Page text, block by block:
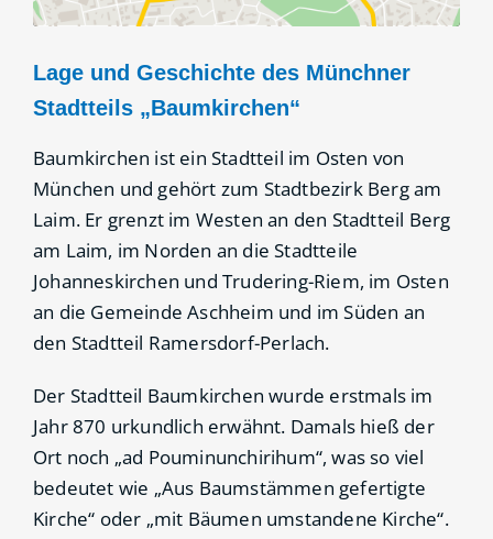
Lage und Geschichte des Münchner
Stadtteils „Baumkirchen“
Baumkirchen ist ein Stadtteil im Osten von
München und gehört zum Stadtbezirk Berg am
Laim. Er grenzt im Westen an den Stadtteil Berg
am Laim, im Norden an die Stadtteile
Johanneskirchen und Trudering-Riem, im Osten
an die Gemeinde Aschheim und im Süden an
den Stadtteil Ramersdorf-Perlach.
Der Stadtteil Baumkirchen wurde erstmals im
Jahr 870 urkundlich erwähnt. Damals hieß der
Ort noch „ad Pouminunchirihum“, was so viel
bedeutet wie „Aus Baumstämmen gefertigte
Kirche“ oder „mit Bäumen umstandene Kirche“.